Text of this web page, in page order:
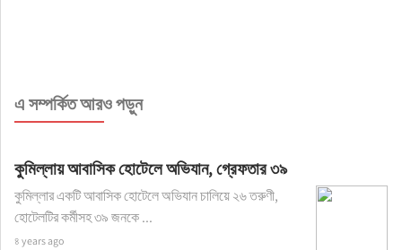
এ সম্পর্কিত আরও পড়ুন
কুমিল্লায় আবাসিক হোটেলে অভিযান, গ্রেফতার ৩৯
কুমিল্লার একটি আবাসিক হোটেলে অভিযান চালিয়ে ২৬ তরুণী,
হোটেলটির কর্মীসহ ৩৯ জনকে ...
৪ years ago